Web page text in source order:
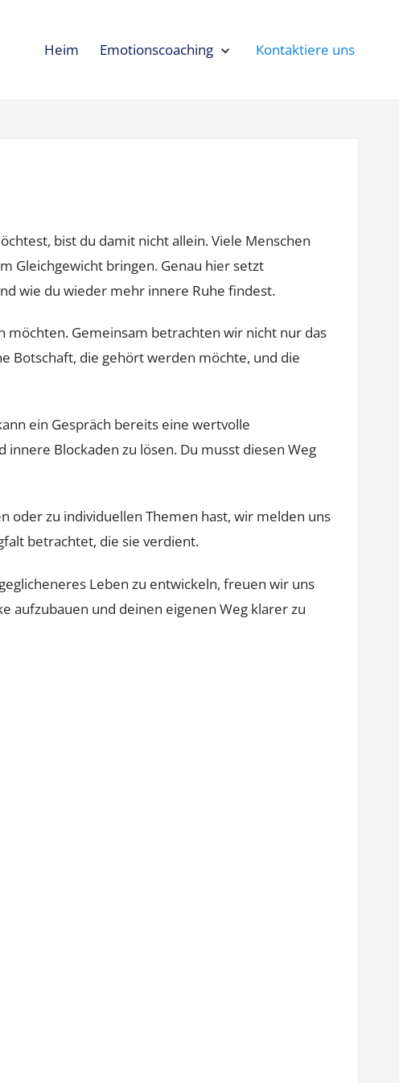
Heim Emotionscoaching Kontaktiere uns
bist du damit nicht allein. Viele Menschen
Gleichgewicht bringen. Genau hier setzt
wie du wieder mehr innere Ruhe findest.
möchten. Gemeinsam betrachten wir nicht nur das
Botschaft, die gehört werden möchte, und die
ein Gespräch bereits eine wertvolle
Blockaden zu lösen. Du musst diesen Weg
oder zu individuellen Themen hast, wir melden uns
betrachtet, die sie verdient.
Leben zu entwickeln, freuen wir uns
aufzubauen und deinen eigenen Weg klarer zu